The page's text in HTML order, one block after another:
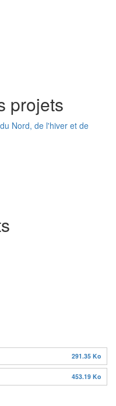
projets
Nord, de l'hiver et de
291.35 Ko
453.19 Ko